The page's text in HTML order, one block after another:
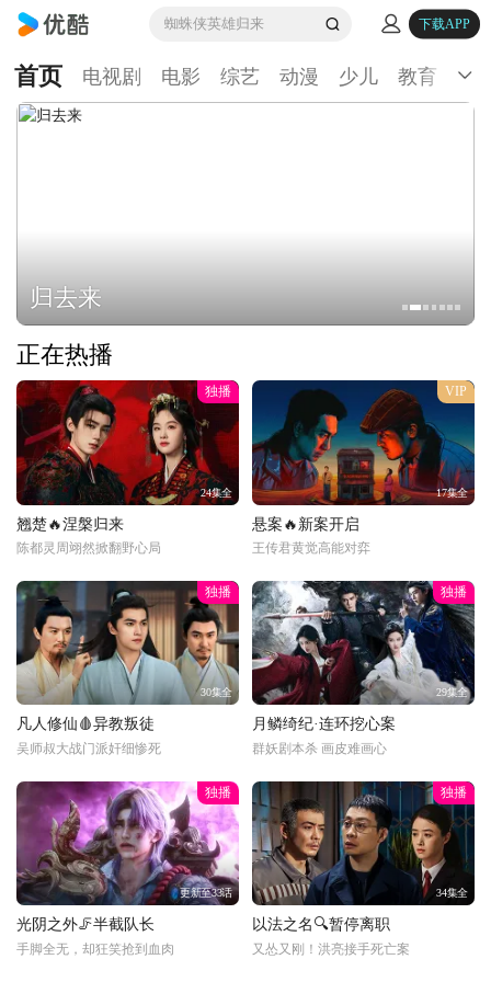
蜘蛛侠英雄归来 下载APP
首页 电视剧 电影 综艺 动漫 少儿 教育 生
归去来
正在热播
独播
24集全
翘楚🔥涅槃归来
陈都灵周翊然掀翻野心局
VIP
17集全
悬案🔥新案开启
王传君黄觉高能对弈
独播
30集全
凡人修仙🩸异教叛徒
吴师叔大战门派奸细惨死
独播
29集全
月鳞绮纪·连环挖心案
群妖剧本杀 画皮难画心
独播
更新至33话
光阴之外🦵半截队长
手脚全无，却狂笑抢到血肉
独播
34集全
以法之名🔍暂停离职
又怂又刚！洪亮接手死亡案